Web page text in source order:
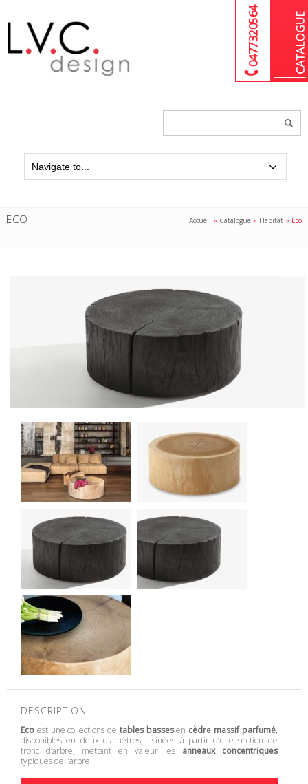
04 77 32 05 64
ECO Accueil » Catalogue » Habitat » Eco
DESCRIPTION :
Eco est une collections de tables bassesen cèdre massif parfumé,
disponibles en deux diamètres, usinées à partir d’une section de
tronc d’arbre, mettant en valeur les anneaux concentriques
typiques de l’arbre.